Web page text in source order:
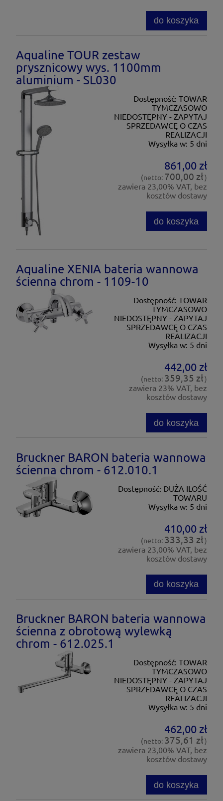
do koszyka
Aqualine TOUR zestaw
prysznicowy wys. 1100mm
aluminium - SL030
Dostępność: TOWAR
TYMCZASOWO
NIEDOSTĘPNY - ZAPYTAJ
SPRZEDAWCĘ O CZAS
REALIZACJI
Wysyłka w: 5 dni
861,00 zł
(netto: 700,00 zł)
zawiera 23,00% VAT, bez
kosztów dostawy
do koszyka
Aqualine XENIA bateria wannowa
ścienna chrom - 1109-10
Dostępność: TOWAR
TYMCZASOWO
NIEDOSTĘPNY - ZAPYTAJ
SPRZEDAWCĘ O CZAS
REALIZACJI
Wysyłka w: 5 dni
442,00 zł
(netto: 359,35 zł)
zawiera 23% VAT, bez
kosztów dostawy
do koszyka
Bruckner BARON bateria wannowa
ścienna chrom - 612.010.1
Dostępność: DUŻA ILOŚĆ
TOWARU
Wysyłka w: 5 dni
410,00 zł
(netto: 333,33 zł)
zawiera 23,00% VAT, bez
kosztów dostawy
do koszyka
Bruckner BARON bateria wannowa
ścienna z obrotową wylewką
chrom - 612.025.1
Dostępność: TOWAR
TYMCZASOWO
NIEDOSTĘPNY - ZAPYTAJ
SPRZEDAWCĘ O CZAS
REALIZACJI
Wysyłka w: 5 dni
462,00 zł
(netto: 375,61 zł)
zawiera 23,00% VAT, bez
kosztów dostawy
do koszyka